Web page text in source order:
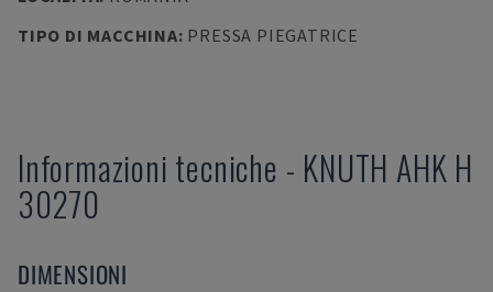
TIPO DI MACCHINA: PRESSA PIEGATRICE
Informazioni tecniche - KNUTH AHK H
30270
DIMENSIONI